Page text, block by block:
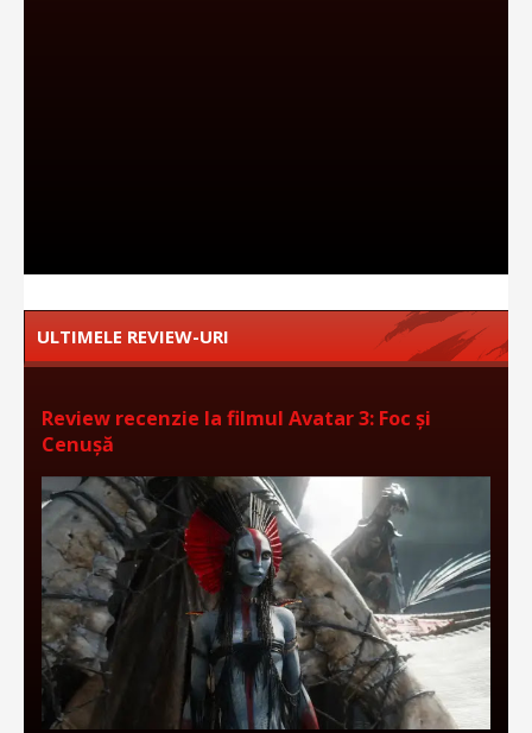
ULTIMELE REVIEW-URI
Review recenzie la filmul Avatar 3: Foc și
Cenușă